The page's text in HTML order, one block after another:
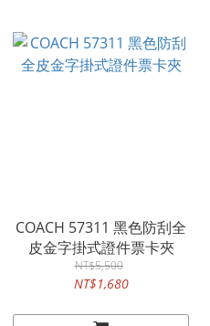
COACH 57311 黑色防刮全
皮金字掛式證件票卡夾
NT$5,500
NT$1,680